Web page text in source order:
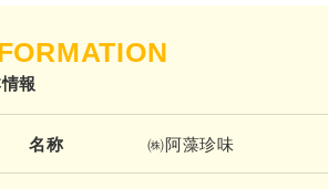
報
名称 ㈱阿藻珍味